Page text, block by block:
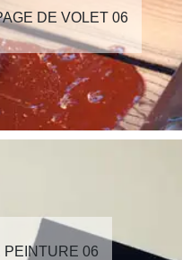
DE VOLET 06
06